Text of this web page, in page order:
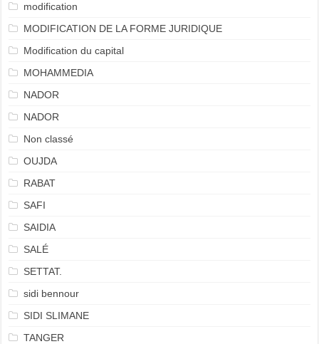
modification
MODIFICATION DE LA FORME JURIDIQUE
Modification du capital
MOHAMMEDIA
NADOR
NADOR
Non classé
OUJDA
RABAT
SAFI
SAIDIA
SALÉ
SETTAT.
sidi bennour
SIDI SLIMANE
TANGER